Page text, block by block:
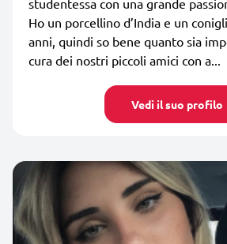
Ho un porcellino d’India e un
anni, quindi so bene quanto sia
cura dei nostri piccoli amici con a...
Vedi il suo profilo